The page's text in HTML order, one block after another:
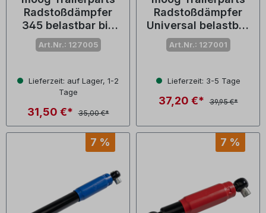
Radstoßdämpfer
345 belastbar bis
1500 kg
Art.Nr.: 127005
Lieferzeit: auf Lager, 1-2
Tage
31,50 €* 35,00 €*
Radstoßdämpfer
Universal belastbar
bis 1500 kg
Art.Nr.: 127001
Lieferzeit: 3-5 Tage
37,20 €* 39,95 €*
7 % 7 %